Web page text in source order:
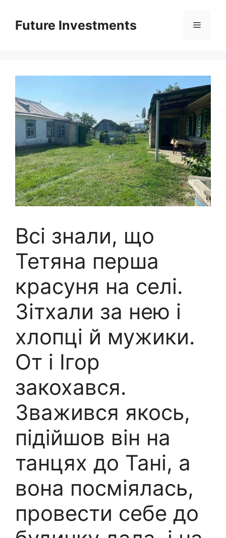
вмістуFuture Investments Меню
Всі знали, що
Тетяна перша
красуня на селі.
Зітхали за нею і
хлопці й мужики.
От і Ігор
закохався.
Зважився якось,
підійшов він на
танцях до Тані, а
вона посміялась,
провести себе до